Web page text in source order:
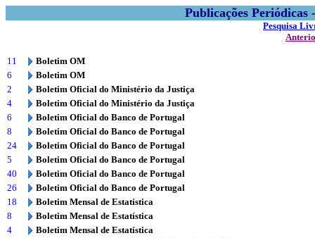
Publicações
Pesquisa
11
Boletim OM
6
Boletim OM
2
Boletim Oficial do Ministério da Justiça
4
Boletim Oficial do Ministério da Justiça
6
Boletim Oficial do Banco de Portugal
8
Boletim Oficial do Banco de Portugal
24
Boletim Oficial do Banco de Portugal
5
Boletim Oficial do Banco de Portugal
40
Boletim Oficial do Banco de Portugal
26
Boletim Oficial do Banco de Portugal
18
Boletim Mensal de Estatística
8
Boletim Mensal de Estatística
4
Boletim Mensal de Estatística